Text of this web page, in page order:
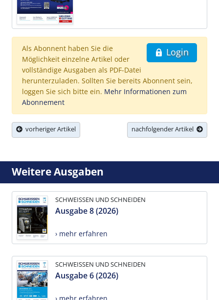
Login
Als Abonnent haben Sie die
Möglichkeit einzelne Artikel oder
vollständige Ausgaben als PDF-Datei
herunterzuladen. Sollten Sie bereits Abonnent sein,
loggen Sie sich bitte ein. Mehr Informationen zum
Abonnement
vorheriger Artikel nachfolgender Artikel
Weitere Ausgaben
SCHWEISSEN UND SCHNEIDEN
Ausgabe 8 (2026)
› mehr erfahren
SCHWEISSEN UND SCHNEIDEN
Ausgabe 6 (2026)
› mehr erfahren